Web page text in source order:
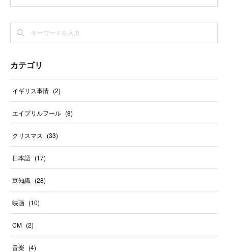
カテゴリ
イギリス事情 (2)
エイプリルフール (8)
クリスマス (33)
日本語 (17)
豆知識 (28)
映画 (10)
CM (2)
音楽 (4)